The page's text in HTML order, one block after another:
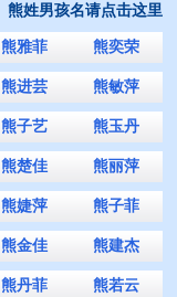
熊姓男孩名请点击这里
熊雅菲 熊奕荣
熊进芸 熊敏萍
熊子艺 熊玉丹
熊楚佳 熊丽萍
熊婕萍 熊子菲
熊金佳 熊建杰
熊丹菲 熊若云